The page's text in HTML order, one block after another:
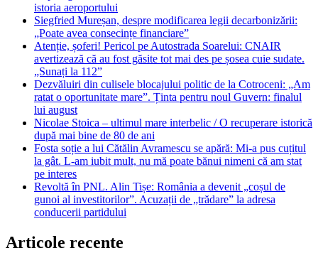
istoria aeroportului
Siegfried Mureșan, despre modificarea legii decarbonizării:
„Poate avea consecințe financiare”
Atenție, șoferi! Pericol pe Autostrada Soarelui: CNAIR
avertizează că au fost găsite tot mai des pe șosea cuie sudate.
„Sunați la 112”
Dezvăluiri din culisele blocajului politic de la Cotroceni: „Am
ratat o oportunitate mare”. Ținta pentru noul Guvern: finalul
lui august
Nicolae Stoica – ultimul mare interbelic / O recuperare istorică
după mai bine de 80 de ani
Fosta soție a lui Cătălin Avramescu se apără: Mi-a pus cuțitul
la gât. L-am iubit mult, nu mă poate bănui nimeni că am stat
pe interes
Revoltă în PNL. Alin Tișe: România a devenit „coșul de
gunoi al investitorilor”. Acuzații de „trădare” la adresa
conducerii partidului
Articole recente